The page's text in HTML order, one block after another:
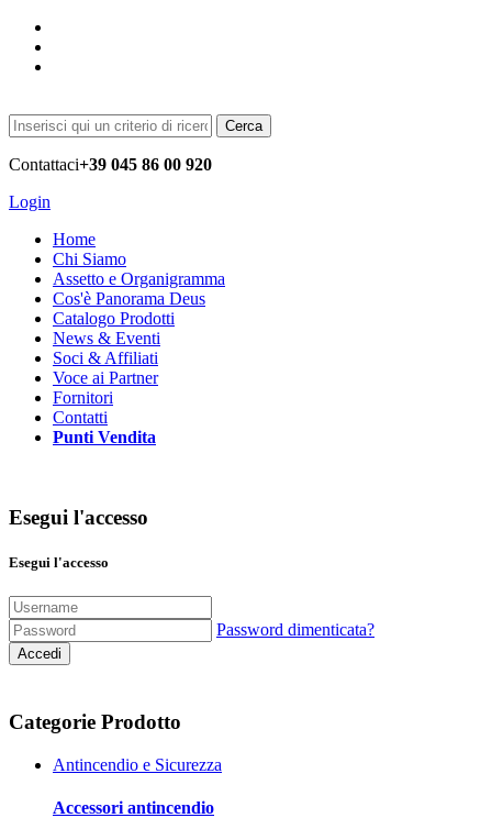
Cerca
Contattaci+39 045 86 00 920
Login
Home
Chi Siamo
Assetto e Organigramma
Cos'è Panorama Deus
Catalogo Prodotti
News & Eventi
Soci & Affiliati
Voce ai Partner
Fornitori
Contatti
Punti Vendita
Esegui l'accesso
Esegui l'accesso
Password dimenticata?
Accedi
Categorie Prodotto
Antincendio e Sicurezza
Accessori antincendio